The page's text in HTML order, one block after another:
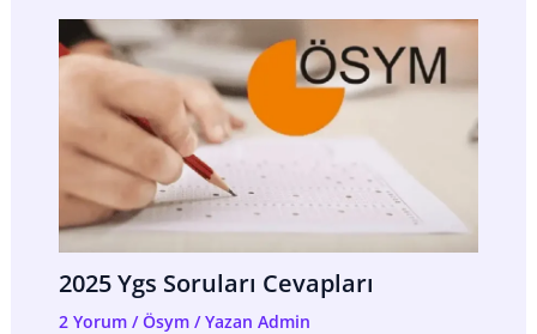
2025 Ygs Soruları Cevapları
2 Yorum /Ösym/ Yazan Admin